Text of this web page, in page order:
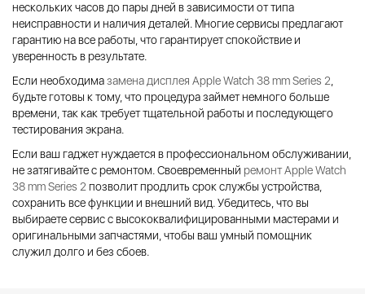
нескольких часов до пары дней в зависимости от типа
неисправности и наличия деталей. Многие сервисы предлагают
гарантию на все работы, что гарантирует спокойствие и
уверенность в результате.
Если необходимазамена дисплея Apple Watch 38 mm Series 2
будьте готовы к тому, что процедура займет немного больше
времени, так как требует тщательной работы и последующего
тестирования экрана.
Если ваш гаджет нуждается в профессиональном обслуживании,
не затягивайте с ремонтом. Своевременный ремонт Apple Watch
38 mm Series 2 позволит продлить срок службы устройства,
сохранить все функции и внешний вид. Убедитесь, что вы
выбираете сервис с высококвалифицированными мастерами и
оригинальными запчастями, чтобы ваш умный помощник
служил долго и без сбоев.